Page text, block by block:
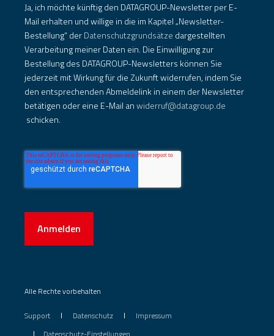
Ja, ich möchte künftig den DATAGROUP-Newsletter per E-
Mail erhalten und willige in die im Kapitel „Newsletter-
Bestellung“ derDatenschutzgrundsätze dargestellten
Verarbeitung meiner Daten ein. Die Einwilligung zur
Bestellung des DATAGROUP-Newsletters können Sie
jederzeit mit Wirkung für die Zukunft widerrufen, indem Sie
den entsprechenden Abmeldelink in einem der Newsletter
betätigen oder eine E-Mail anwiderruf@datagroup.de
schicken.
Anmelden
Alle Rechte vorbehalten
Support Datenschutz
Impressum